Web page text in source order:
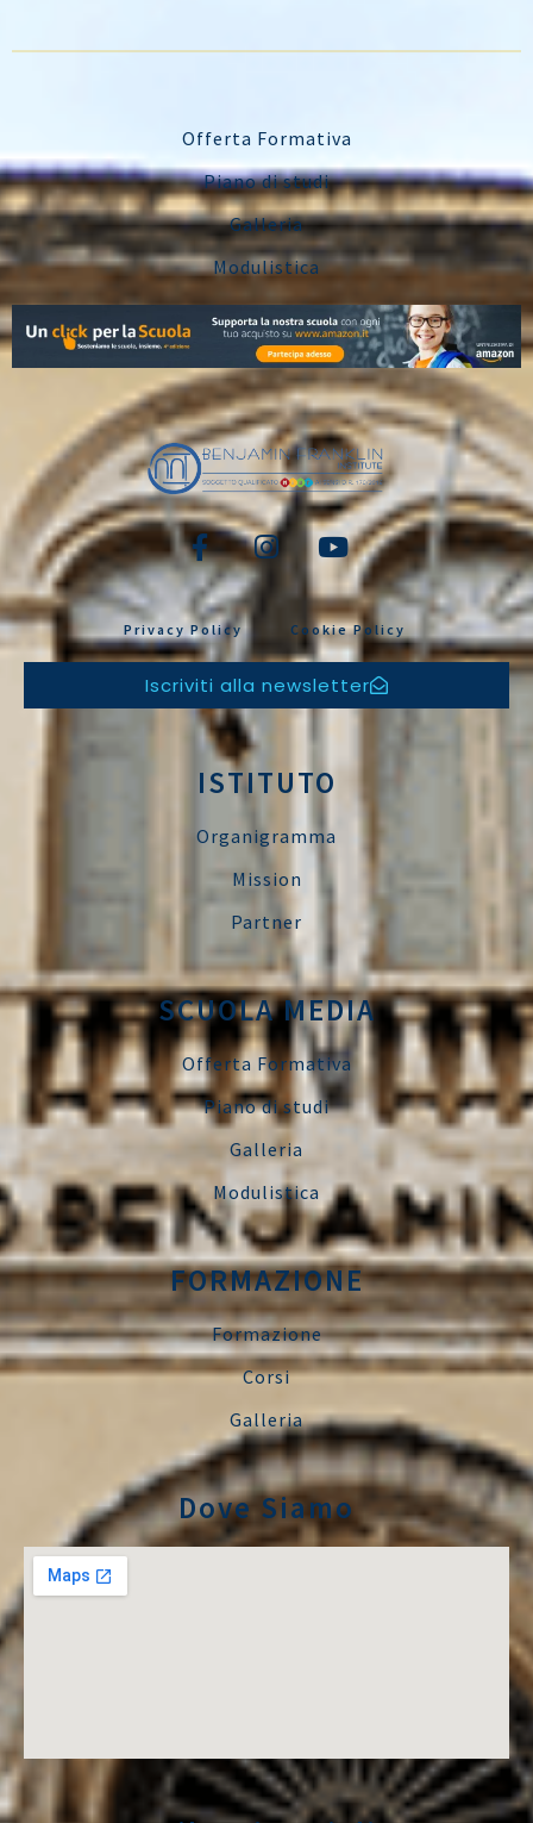
Offerta Formativa
Piano di studi
Galleria
Modulistica
Privacy Policy Cookie Policy
Iscriviti alla newsletter
ISTITUTO
Organigramma
Mission
Partner
SCUOLA MEDIA
Offerta Formativa
Piano di studi
Galleria
Modulistica
FORMAZIONE
Formazione
Corsi
Galleria
Dove Siamo